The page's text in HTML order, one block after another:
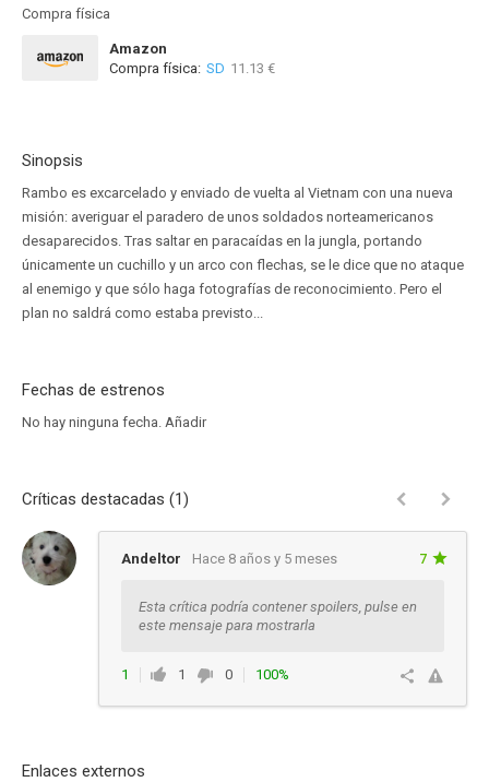
Compra física
Amazon
Compra física: SD 11.13 €
Sinopsis
Rambo es excarcelado y enviado de vuelta al Vietnam con una nueva
misión: averiguar el paradero de unos soldados norteamericanos
desaparecidos. Tras saltar en paracaídas en la jungla, portando
únicamente un cuchillo y un arco con flechas, se le dice que no ataque
al enemigo y que sólo haga fotografías de reconocimiento. Pero el
plan no saldrá como estaba previsto...
Fechas de estrenos
No hay ninguna fecha. Añadir
Críticas destacadas (1)
Andeltor Hace 8 años y 5 meses 7
Esta crítica podría contener spoilers, pulse en
este mensaje para mostrarla
1 1 0
100%
Enlaces externos